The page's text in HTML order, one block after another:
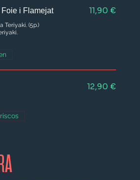
i Flamejat
Teriyaki. (5p.)
11,90 €
12,90 €